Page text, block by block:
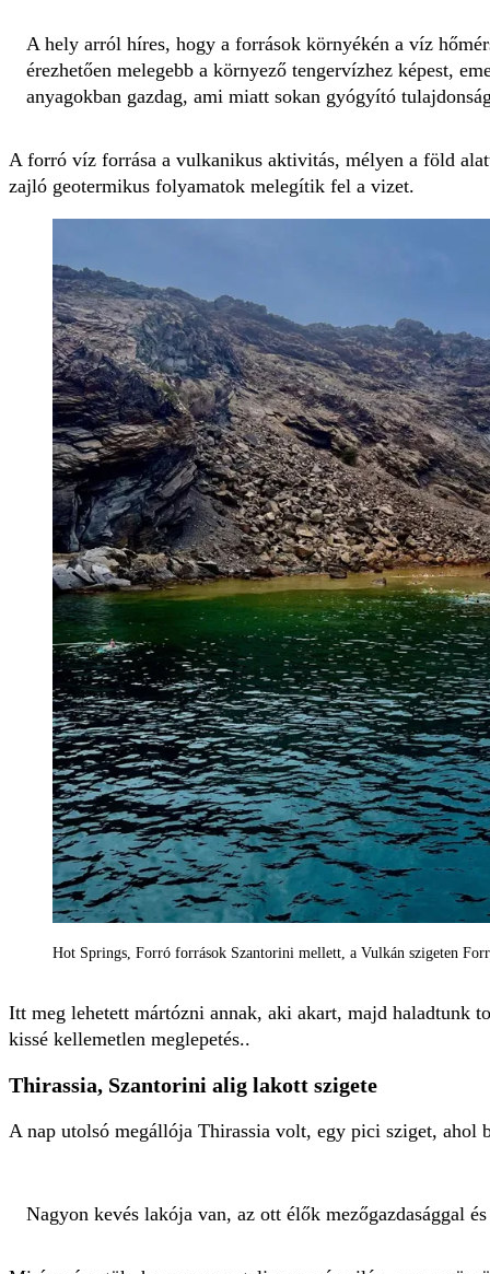
A hely arról híres, hogy a források környékén a víz
érezhetően melegebb a környező tengervízhez képest,
anyagokban gazdag, ami miatt sokan gyógyító
A forró víz forrása a vulkanikus aktivitás, mélyen a föld
zajló geotermikus folyamatok melegítik fel a vizet.
Hot Springs, Forró források Szantorini mellett, a Vulkán szigeten
Itt meg lehetett mártózni annak, aki akart, majd haladtunk
kissé kellemetlen meglepetés..
Thirassia, Szantorini alig lakott szigete
A nap utolsó megállója Thirassia volt, egy pici sziget, ahol
Nagyon kevés lakója van, az ott élők mezőgazdasággal